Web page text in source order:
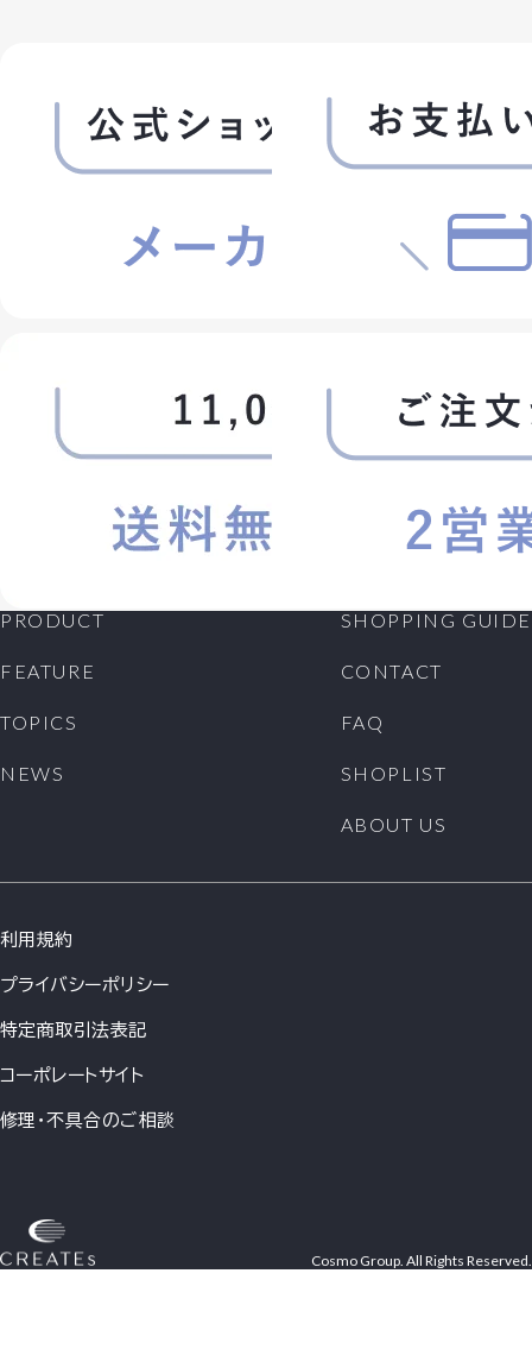
PRODUCT
FEATURE
TOPICS
NEWS
SHOPPING GUIDE
CONTACT
FAQ
SHOPLIST
ABOUT US
利用規約
プライバシーポリシー
特定商取引法表記
コーポレートサイト
修理・不具合のご相談
Cosmo Group. All Rights Reserved.